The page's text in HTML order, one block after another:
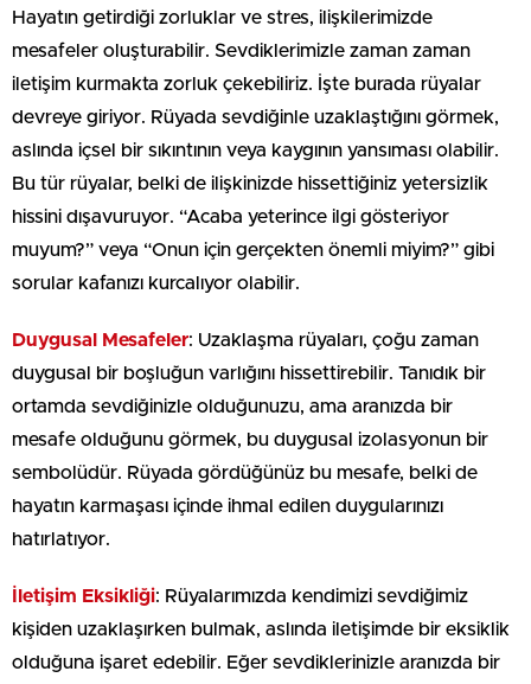
Hayatın getirdiği zorluklar ve stres, ilişkilerimizde
mesafeler oluşturabilir. Sevdiklerimizle zaman zaman
iletişim kurmakta zorluk çekebiliriz. İşte burada rüyalar
devreye giriyor. Rüyada sevdiğinle uzaklaştığını görmek,
aslında içsel bir sıkıntının veya kaygının yansıması olabilir.
Bu tür rüyalar, belki de ilişkinizde hissettiğiniz yetersizlik
hissini dışavuruyor. “Acaba yeterince ilgi gösteriyor
muyum?” veya “Onun için gerçekten önemli miyim?” gibi
sorular kafanızı kurcalıyor olabilir.
Duygusal Mesafeler: Uzaklaşma rüyaları, çoğu zaman
duygusal bir boşluğun varlığını hissettirebilir. Tanıdık bir
ortamda sevdiğinizle olduğunuzu, ama aranızda bir
mesafe olduğunu görmek, bu duygusal izolasyonun bir
sembolüdür. Rüyada gördüğünüz bu mesafe, belki de
hayatın karmaşası içinde ihmal edilen duygularınızı
hatırlatıyor.
İletişim Eksikliği: Rüyalarımızda kendimizi sevdiğimiz
kişiden uzaklaşırken bulmak, aslında iletişimde bir eksiklik
olduğuna işaret edebilir. Eğer sevdiklerinizle aranızda bir